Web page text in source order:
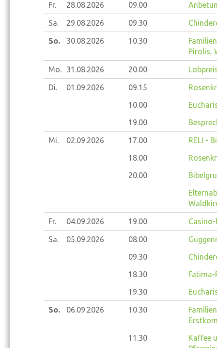
Fr. 28.08.2026 09.00
Sa. 29.08.2026 09.30
So. 30.08.2026 10.30
Pirolis,
Mo. 31.08.2026 20.00
Di. 01.09.2026 09.15
10.00
19.00
Mi. 02.09.2026 17.00
RELI -
18.00
20.00
Fr. 04.09.2026 19.00
Sa. 05.09.2026 08.00
09.30
18.30
19.30
So. 06.09.2026 10.30
11.30
Kaffee